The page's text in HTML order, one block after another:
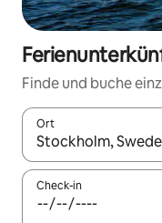
Finde und buche
Ort
Wenn Ergebnisse
Check-in